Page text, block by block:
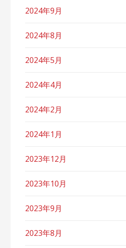
2024年9月
2024年8月
2024年5月
2024年4月
2024年2月
2024年1月
2023年12月
2023年10月
2023年9月
2023年8月